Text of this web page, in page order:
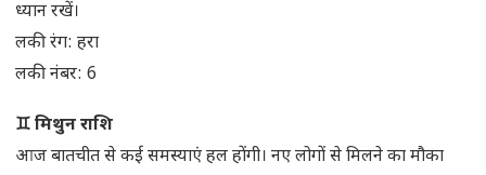
ध्यान रखें।
लकी रंग: हरा
लकी नंबर: 6
♊ मिथुन राशि
आज बातचीत से कई समस्याएं हल होंगी। नए लोगों से मिलने का मौका